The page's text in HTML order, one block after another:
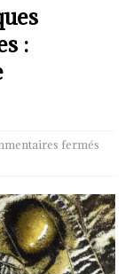
:
fermés